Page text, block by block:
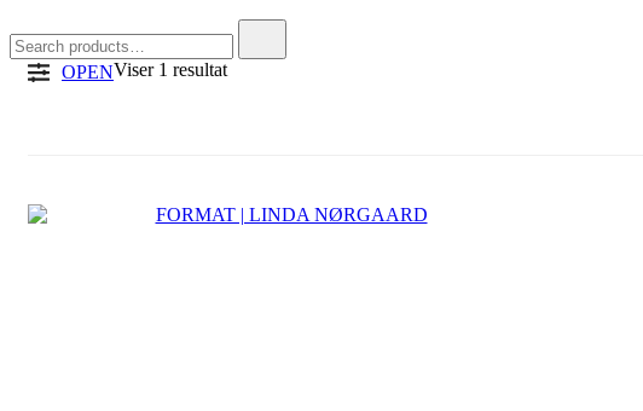
for:
OPENViser 1 resultat